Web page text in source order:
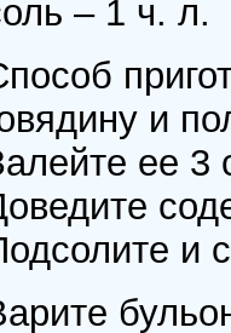
– 1 ч. л.
и
ее 3
и